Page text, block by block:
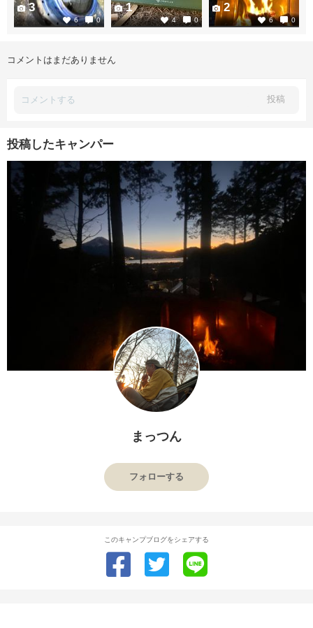
6 0
3
4 0
1
6 0
2
コメントはまだありません
投稿
投稿したキャンパー
まっつん
フォローする
このキャンプブログをシェアする